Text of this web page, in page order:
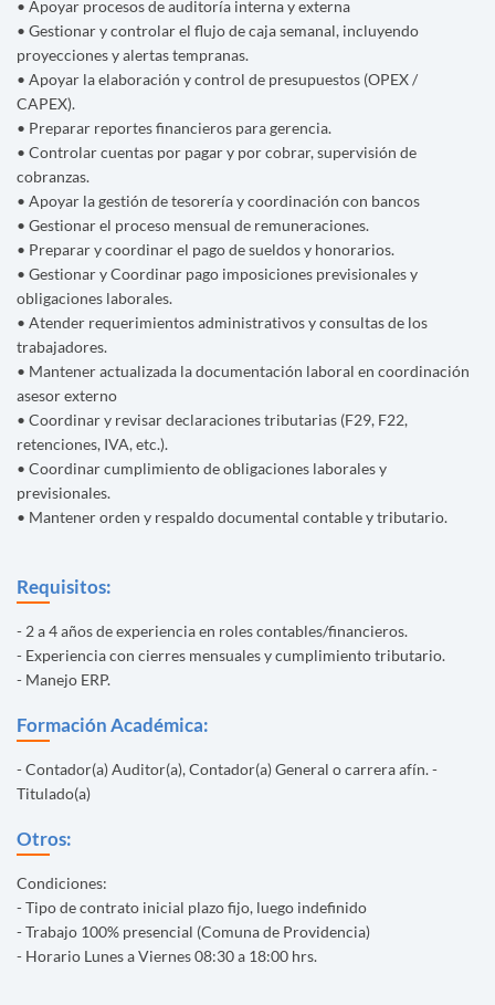
• Apoyar procesos de auditoría interna y externa
• Gestionar y controlar el flujo de caja semanal, incluyendo
proyecciones y alertas tempranas.
• Apoyar la elaboración y control de presupuestos (OPEX /
CAPEX).
• Preparar reportes financieros para gerencia.
• Controlar cuentas por pagar y por cobrar, supervisión de
cobranzas.
• Apoyar la gestión de tesorería y coordinación con bancos
• Gestionar el proceso mensual de remuneraciones.
• Preparar y coordinar el pago de sueldos y honorarios.
• Gestionar y Coordinar pago imposiciones previsionales y
obligaciones laborales.
• Atender requerimientos administrativos y consultas de los
trabajadores.
• Mantener actualizada la documentación laboral en coordinación
asesor externo
• Coordinar y revisar declaraciones tributarias (F29, F22,
retenciones, IVA, etc.).
• Coordinar cumplimiento de obligaciones laborales y
previsionales.
• Mantener orden y respaldo documental contable y tributario.
Requisitos:
- 2 a 4 años de experiencia en roles contables/financieros.
- Experiencia con cierres mensuales y cumplimiento tributario.
- Manejo ERP.
Formación Académica:
- Contador(a) Auditor(a), Contador(a) General o carrera afín. -
Titulado(a)
Otros:
Condiciones:
- Tipo de contrato inicial plazo fijo, luego indefinido
- Trabajo 100% presencial (Comuna de Providencia)
- Horario Lunes a Viernes 08:30 a 18:00 hrs.